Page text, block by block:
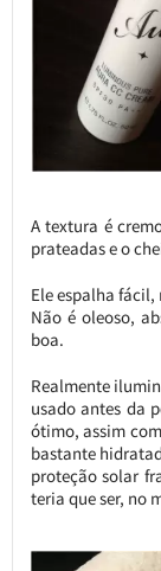
A textura é
prateadas e o
Ele espalha
Não é oleoso,
boa.
Realmente
usado antes da
ótimo, assim
bastante
proteção solar
teria que ser, no